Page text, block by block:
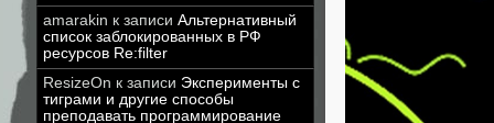
amarakin к записи Альтернативный
список заблокированных в РФ
ресурсов Re:filter
ResizeOn к записи Эксперименты с
тиграми и другие способы
преподавать программирование